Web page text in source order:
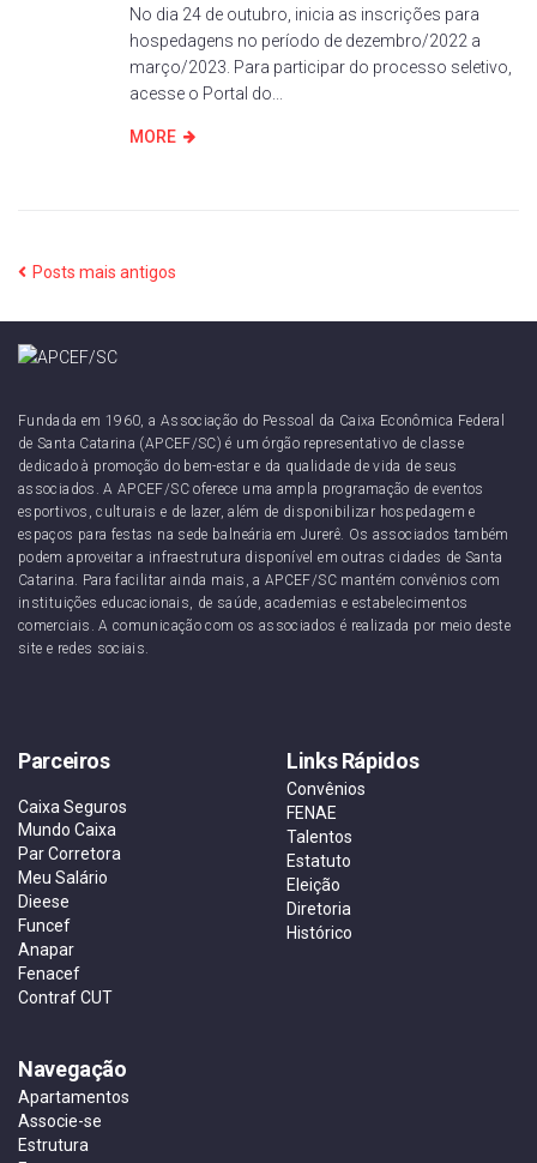
No dia 24 de outubro, inicia as inscrições para
hospedagens no período de dezembro/2022 a
março/2023. Para participar do processo seletivo,
acesse o Portal do...
MORE
Posts mais antigos
Fundada em 1960, a Associação do Pessoal da Caixa Econômica Federal
de Santa Catarina (APCEF/SC) é um órgão representativo de classe
dedicado à promoção do bem-estar e da qualidade de vida de seus
associados. A APCEF/SC oferece uma ampla programação de eventos
esportivos, culturais e de lazer, além de disponibilizar hospedagem e
espaços para festas na sede balneária em Jurerê. Os associados também
podem aproveitar a infraestrutura disponível em outras cidades de Santa
Catarina. Para facilitar ainda mais, a APCEF/SC mantém convênios com
instituições educacionais, de saúde, academias e estabelecimentos
comerciais. A comunicação com os associados é realizada por meio deste
site e redes sociais.
Parceiros
Caixa Seguros
Mundo Caixa
Par Corretora
Meu Salário
Dieese
Funcef
Anapar
Fenacef
Contraf CUT
Links Rápidos
Convênios
FENAE
Talentos
Estatuto
Eleição
Diretoria
Histórico
Navegação
Apartamentos
Associe-se
Estrutura